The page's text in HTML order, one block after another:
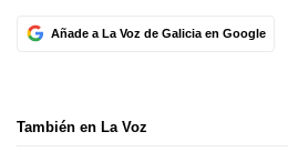
Añade a La Voz de Galicia en Google
También en La Voz